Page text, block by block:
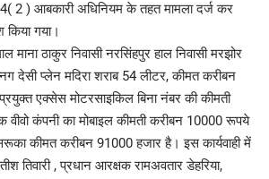
2 ) आबकारी अधिनियम के तहत मामला दर्ज कर
किया गया।
माना ठाकुर निवासी नरसिंहपुर हाल निवासी मरझोर
देसी प्लेन मदिरा शराब 54 लीटर, कीमत करीबन
एक्सेस मोटरसाइकिल बिना नंबर की कीमती
कंपनी का मोबाइल कीमती करीबन 10000 रूपये
कीमत करीबन 91000 हजार है। इस कार्यवाही में
तिवारी , प्रधान आरक्षक रामअवतार डेहरिया,